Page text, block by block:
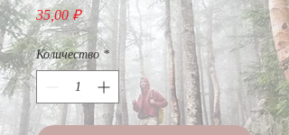
35,00 ₽Цена
Количество *